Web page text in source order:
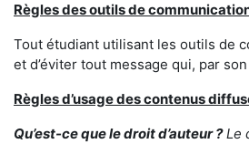
Règles des outils de
Tout étudiant utilisant les outils de
et d’éviter tout message qui, par
Règles d’usage des contenus
Qu’est-ce que le droit d’auteur ?Le